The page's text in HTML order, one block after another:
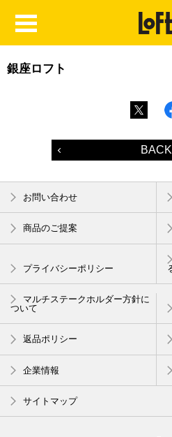
銀座ロフト
BACK
お問い合わせ
商品のご提案
プライバシーポリシー
マルチステークホルダー方針に
ついて
返品ポリシー
企業情報
サイトマップ